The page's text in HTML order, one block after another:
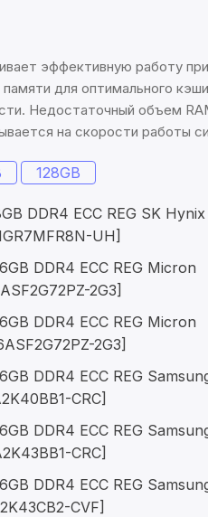
эффективную работу
для оптимального
Недостаточный объем
на скорости работы
128GB
DDR4 ECC REG SK Hynix
UH]
DDR4 ECC REG Micron
2G3]
DDR4 ECC REG Micron
2G3]
DDR4 ECC REG
CRC]
DDR4 ECC REG
CRC]
DDR4 ECC REG
CVF]